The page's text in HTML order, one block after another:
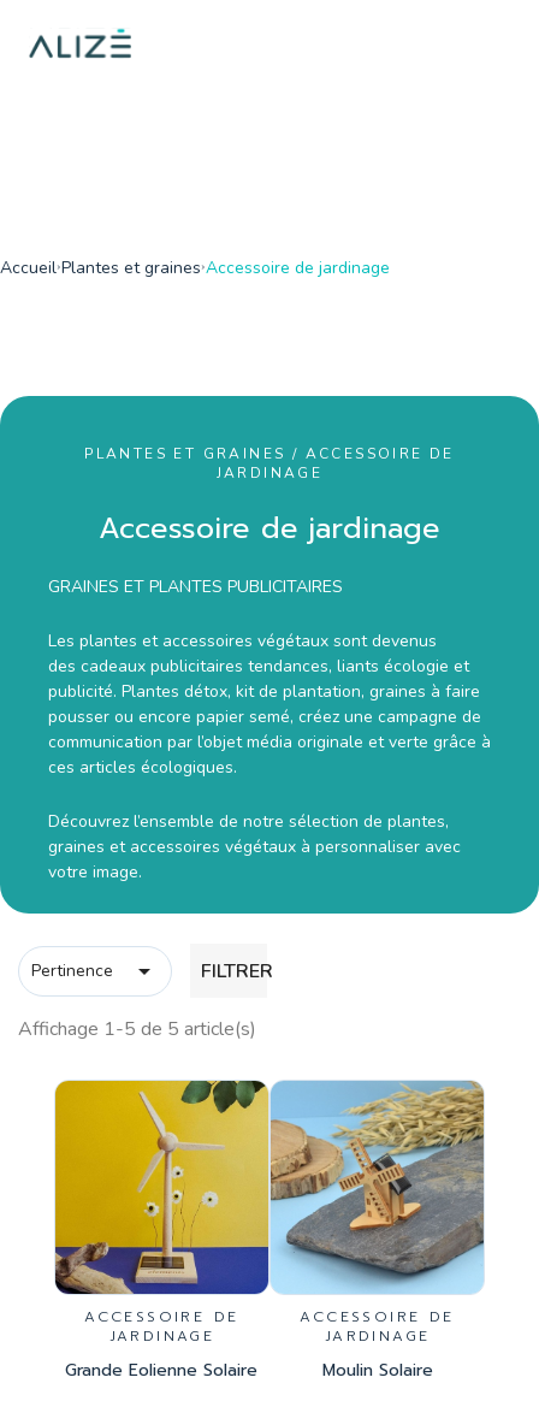
on line137
Accueil Plantes et graines Accessoire de jardinage
PLANTES ET GRAINES / ACCESSOIRE DE
JARDINAGE
Accessoire de jardinage
GRAINES ET PLANTES PUBLICITAIRES
Les plantes et accessoires végétaux sont devenus
des cadeaux publicitaires tendances, liants écologie et
publicité. Plantes détox, kit de plantation, graines à faire
pousser ou encore papier semé, créez une campagne de
communication par l’objet média originale et verte grâce à
ces articles écologiques.
Découvrez l’ensemble de notre sélection de plantes,
graines et accessoires végétaux à personnaliser avec
votre image.
Pertinence  FILTRER
Affichage 1-5 de 5 article(s)
ACCESSOIRE DE
JARDINAGE
Grande Eolienne Solaire
ACCESSOIRE DE
JARDINAGE
Moulin Solaire